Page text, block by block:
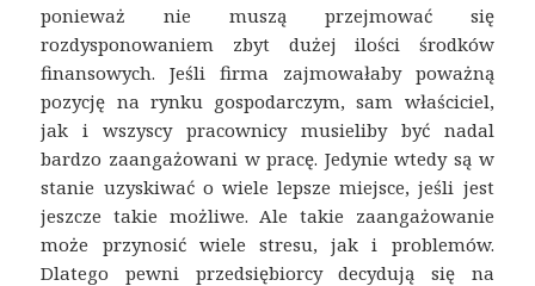
ponieważ nie muszą przejmować się
rozdysponowaniem zbyt dużej ilości środków
finansowych. Jeśli firma zajmowałaby poważną
pozycję na rynku gospodarczym, sam właściciel,
jak i wszyscy pracownicy musieliby być nadal
bardzo zaangażowani w pracę. Jedynie wtedy są w
stanie uzyskiwać o wiele lepsze miejsce, jeśli jest
jeszcze takie możliwe. Ale takie zaangażowanie
może przynosić wiele stresu, jak i problemów.
Dlatego pewni przedsiębiorcy decydują się na